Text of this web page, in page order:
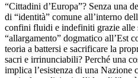
“Cittadini d’Europa”? Senza una
di “identità” comune all’interno
confini fluidi e indefiniti grazie alle
“allargamento” dogmatico all’Est
teoria a battersi e sacrificare la
sacri e irrinunciabili? Perché una
implica l’esistenza di una Nazione